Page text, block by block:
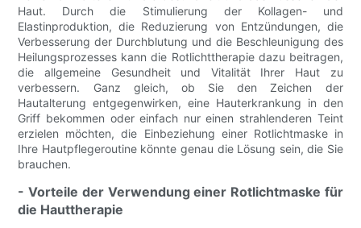
Haut. Durch die Stimulierung der Kollagen- und
Elastinproduktion, die Reduzierung von Entzündungen, die
Verbesserung der Durchblutung und die Beschleunigung des
Heilungsprozesses kann die Rotlichttherapie dazu beitragen,
die allgemeine Gesundheit und Vitalität Ihrer Haut zu
verbessern. Ganz gleich, ob Sie den Zeichen der
Hautalterung entgegenwirken, eine Hauterkrankung in den
Griff bekommen oder einfach nur einen strahlenderen Teint
erzielen möchten, die Einbeziehung einer Rotlichtmaske in
Ihre Hautpflegeroutine könnte genau die Lösung sein, die Sie
brauchen.
- Vorteile der Verwendung einer Rotlichtmaske für
die Hauttherapie